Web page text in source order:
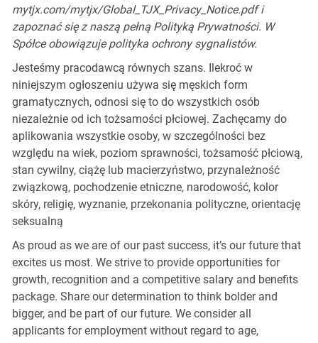
mytjx.com/mytjx/Global_TJX_Privacy_Notice.pdf i
zapoznać się z naszą pełną Polityką Prywatności. W
Spółce obowiązuje polityka ochrony sygnalistów.
Jesteśmy pracodawcą równych szans. Ilekroć w
niniejszym ogłoszeniu używa się męskich form
gramatycznych, odnosi się to do wszystkich osób
niezależnie od ich tożsamości płciowej. Zachęcamy do
aplikowania wszystkie osoby, w szczególności bez
względu na wiek, poziom sprawności, tożsamość płciową,
stan cywilny, ciążę lub macierzyństwo, przynależność
związkową, pochodzenie etniczne, narodowość, kolor
skóry, religię, wyznanie, przekonania polityczne, orientację
seksualną
As proud as we are of our past success, it’s our future that
excites us most. We strive to provide opportunities for
growth, recognition and a competitive salary and benefits
package. Share our determination to think bolder and
bigger, and be part of our future. We consider all
applicants for employment without regard to age,